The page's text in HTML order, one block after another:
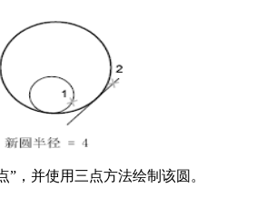
，并使用三点方法绘制该圆。